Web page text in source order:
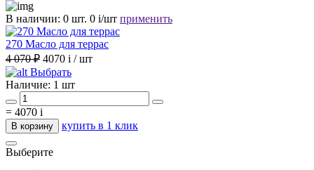
В наличии: 0 шт. 0 i/шт применить
270 Масло для террас
4 070 ₽ 4070 i / шт
Выбрать
Наличие: 1 шт
= 4070 i
В корзину купить в 1 клик
Выберите